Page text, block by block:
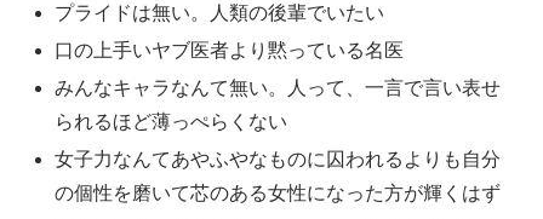
プライドは無い。人類の後輩でいたい
口の上手いヤブ医者より黙っている名医
みんなキャラなんて無い。人って、一言で言い表せ
られるほど薄っぺらくない
女子力なんてあやふやなものに囚われるよりも自分
の個性を磨いて芯のある女性になった方が輝くはず